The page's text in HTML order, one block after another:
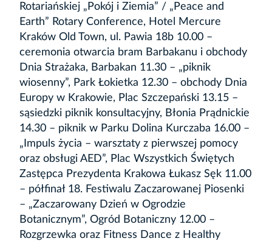
Rotariańskiej „Pokój i Ziemia” / „Peace and
Earth” Rotary Conference, Hotel Mercure
Kraków Old Town, ul. Pawia 18b 10.00 –
ceremonia otwarcia bram Barbakanu i obchody
Dnia Strażaka, Barbakan 11.30 – „piknik
wiosenny”, Park Łokietka 12.30 – obchody Dnia
Europy w Krakowie, Plac Szczepański 13.15 –
sąsiedzki piknik konsultacyjny, Błonia Prądnickie
14.30 – piknik w Parku Dolina Kurczaba 16.00 –
„Impuls życia – warsztaty z pierwszej pomocy
oraz obsługi AED”, Plac Wszystkich Świętych
Zastępca Prezydenta Krakowa Łukasz Sęk 11.00
– półfinał 18. Festiwalu Zaczarowanej Piosenki
– „Zaczarowany Dzień w Ogrodzie
Botanicznym”, Ogród Botaniczny 12.00 –
Rozgrzewka oraz Fitness Dance z Healthy